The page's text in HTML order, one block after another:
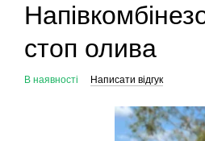
стоп олива
В наявності Написати відгук